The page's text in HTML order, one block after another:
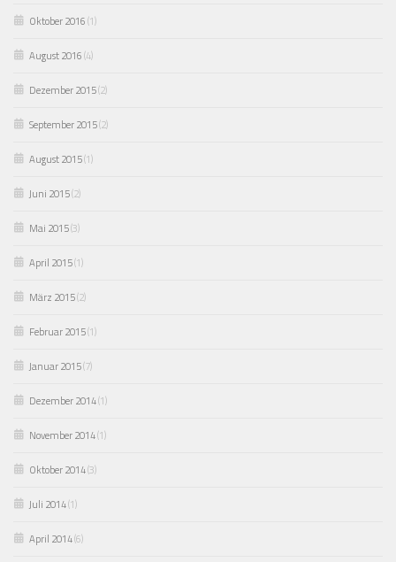
Oktober 2016(1)
August 2016(4)
Dezember 2015(2)
September 2015(2)
August 2015(1)
Juni 2015(2)
Mai 2015(3)
April 2015(1)
März 2015(2)
Februar 2015(1)
Januar 2015(7)
Dezember 2014(1)
November 2014(1)
Oktober 2014(3)
Juli 2014(1)
April 2014(6)